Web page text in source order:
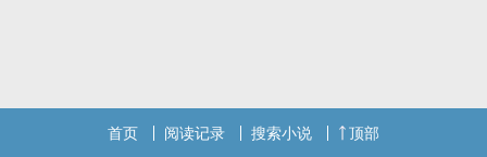
首页 阅读记录 搜索小说 顶部